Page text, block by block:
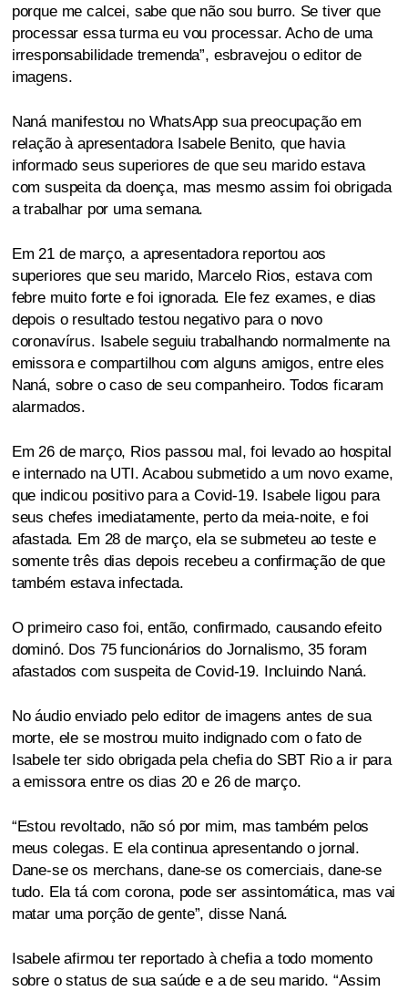
porque me calcei, sabe que não sou burro. Se tiver que
processar essa turma eu vou processar. Acho de uma
irresponsabilidade tremenda”, esbravejou o editor de
imagens.
Naná manifestou no WhatsApp sua preocupação em
relação à apresentadora Isabele Benito, que havia
informado seus superiores de que seu marido estava
com suspeita da doença, mas mesmo assim foi obrigada
a trabalhar por uma semana.
Em 21 de março, a apresentadora reportou aos
superiores que seu marido, Marcelo Rios, estava com
febre muito forte e foi ignorada. Ele fez exames, e dias
depois o resultado testou negativo para o novo
coronavírus. Isabele seguiu trabalhando normalmente na
emissora e compartilhou com alguns amigos, entre eles
Naná, sobre o caso de seu companheiro. Todos ficaram
alarmados.
Em 26 de março, Rios passou mal, foi levado ao hospital
e internado na UTI. Acabou submetido a um novo exame,
que indicou positivo para a Covid-19. Isabele ligou para
seus chefes imediatamente, perto da meia-noite, e foi
afastada. Em 28 de março, ela se submeteu ao teste e
somente três dias depois recebeu a confirmação de que
também estava infectada.
O primeiro caso foi, então, confirmado, causando efeito
dominó. Dos 75 funcionários do Jornalismo, 35 foram
afastados com suspeita de Covid-19. Incluindo Naná.
No áudio enviado pelo editor de imagens antes de sua
morte, ele se mostrou muito indignado com o fato de
Isabele ter sido obrigada pela chefia do SBT Rio a ir para
a emissora entre os dias 20 e 26 de março.
“Estou revoltado, não só por mim, mas também pelos
meus colegas. E ela continua apresentando o jornal.
Dane-se os merchans, dane-se os comerciais, dane-se
tudo. Ela tá com corona, pode ser assintomática, mas vai
matar uma porção de gente”, disse Naná.
Isabele afirmou ter reportado à chefia a todo momento
sobre o status de sua saúde e a de seu marido. “Assim